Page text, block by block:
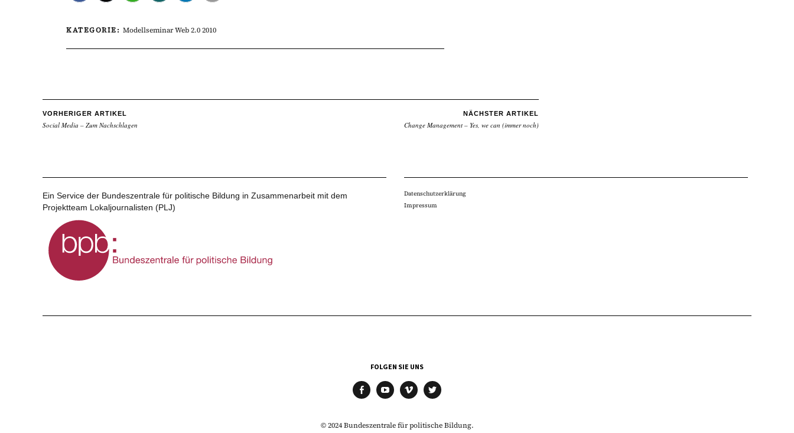
KATEGORIE: Modellseminar Web 2.0 2010
VORHERIGER ARTIKEL
Social Media – Zum Nachschlagen
NÄCHSTER ARTIKEL
Change Management – Yes, we can (immer noch)
Ein Service der Bundeszentrale für politische Bildung in Zusammenarbeit mit dem
Projektteam Lokaljournalisten (PLJ)
Datenschutzerklärung
Impressum
FOLGEN SIE UNS
© 2024 Bundeszentrale für politische Bildung